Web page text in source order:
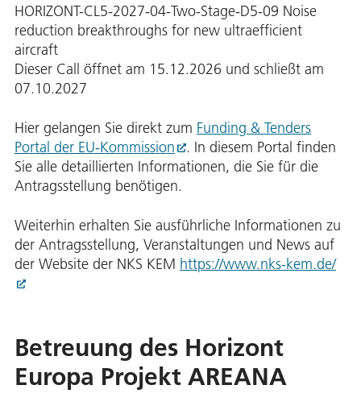
HORIZONT-CL5-2027-04-Two-Stage-D5-09 Noise
reduction breakthroughs for new ultraefficient
aircraft
Dieser Call öffnet am 15.12.2026 und schließt am
07.10.2027
Hier gelangen Sie direkt zum Funding & Tenders
Portal der EU-Kommission
. In diesem Portal finden
Sie alle detaillierten Informationen, die Sie für die
Antragsstellung benötigen.
Weiterhin erhalten Sie ausführliche Informationen zu
der Antragsstellung, Veranstaltungen und News auf
der Website der NKS KEM https://www.nks-kem.de/
Betreuung des Horizont
Europa Projekt AREANA